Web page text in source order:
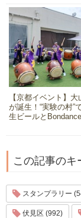
【京都イベント】
が誕生！“実験の村”
生ビールとBondance
この記事のキ
スタンプラリー
伏見区 (992)